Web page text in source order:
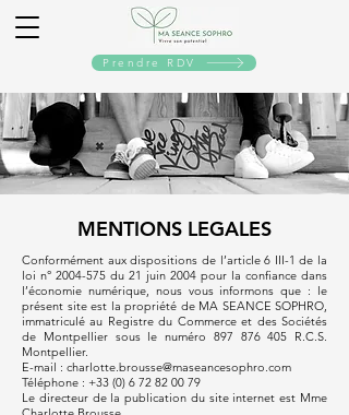
Prendre RDV
MENTIONS LEGALES
Conformément aux dispositions de l’article 6 III-1 de la
loi n° 2004-575 du 21 juin 2004 pour la confiance dans
l’économie numérique, nous vous informons que : le
présent site est la propriété de MA SEANCE SOPHRO,
immatriculé au Registre du Commerce et des Sociétés
de Montpellier sous le numéro 897 876 405 R.C.S.
Montpellier.
E-mail : charlotte.brousse@maseancesophro.com
Téléphone : +33 (0) 6 72 82 00 79
Le directeur de la publication du site internet est Mme